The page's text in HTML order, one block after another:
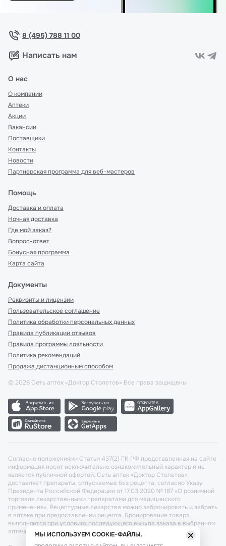
8 (495) 788 11 00
Написать нам
О нас
О компании
Аптеки
Акции
Вакансии
Поставщики
Контакты
Новости
Партнерская программа для веб-мастеров
Помощь
Доставка и оплата
Ночная доставка
Где мой заказ?
Вопрос-ответ
Бонусная программа
Карта сайта
Документы
Реквизиты и лицензии
Пользовательское соглашение
Политика обработки персональных данных
Правила публикации отзывов
Правила программы лояльности
Политика рекомендаций
Продажа дистанционным способом
© 2026 Сеть аптек «Доктор Столетов» Все права защищены
Согласно положениями Статьи 437(2) ГК РФ представленная на сайте
информация носит исключительно ознакомительный характер и не
является публичной офертой. Сеть аптек «Доктор Столетов»
доставляет препараты, отпускаемые без рецепта, согласно Указу
Президента Российской Федерации от 17.03.2020 № 187 «О розничной
торговле лекарственными препаратами для медицинского
применения». Рецептурные лекарства можно забронировать и забрать
в аптеке при предоставлении рецепта. Бронирование товара
выполняется при условиях последующего выкупа заказа в выбранном
аптечном пункте.МЫ ИСПОЛЬЗУЕМ COOKIE-ФАЙЛЫ.